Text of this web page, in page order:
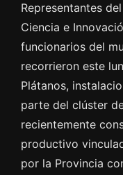
Representantes
Ciencia e
funcionarios del
recorrieron este
Plátanos,
parte del clúster
recientemente
productivo
por la Provincia